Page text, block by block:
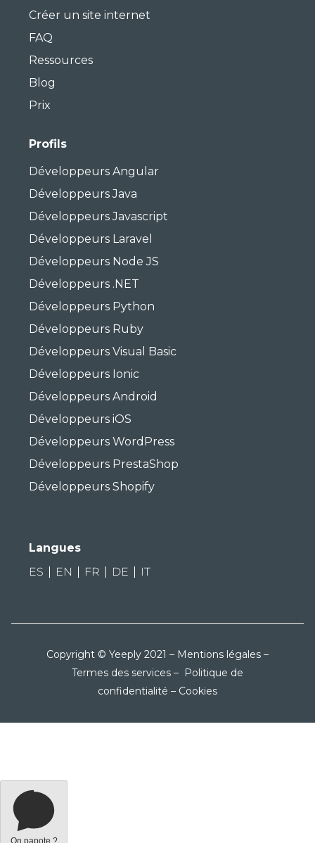
Créer un site internet
FAQ
Ressources
Blog
Prix
Profils
Développeurs Angular
Développeurs Java
Développeurs Javascript
Développeurs Laravel
Développeurs Node JS
Développeurs .NET
Développeurs Python
Développeurs Ruby
Développeurs Visual Basic
Développeurs Ionic
Développeurs Android
Développeurs iOS
Développeurs WordPress
Développeurs PrestaShop
Développeurs Shopify
Langues
ES
EN FR DE IT
Copyright © Yeeply 2021 – Mentions légales –
Termes des services – Politique de
confidentialité – Cookies
On papote ?